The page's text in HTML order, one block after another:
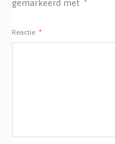
gemarkeerd met *
Reactie *